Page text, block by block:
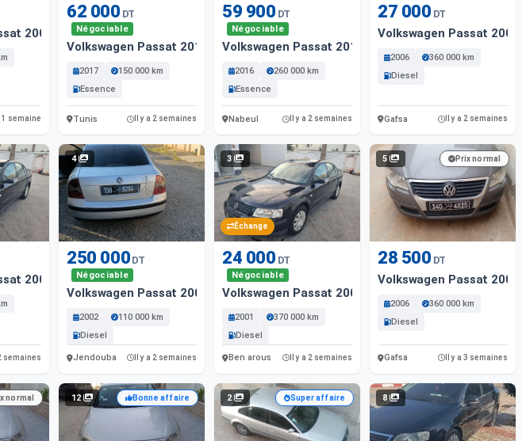
2002 Essence
1 semaine
62 000 DT
Négociable
Volkswagen Passat 2017 Essence
2017
150 000 km
Essence
Tunis Il y a 2 semaines
59 900 DT
Négociable
Volkswagen Passat 2016 Essence
2016
260 000 km
Essence
Nabeul Il y a 2 semaines
27 000 DT
Volkswagen Passat 2006
2006
360 000 km
Diesel
Gafsa Il y a 2 semaines
2001 Diesel
semaines
4
250 000 DT
Négociable
Volkswagen Passat 2002 Diesel
2002
110 000 km
Diesel
Jendouba Il y a 2 semaines
3
Échange
24 000 DT
Négociable
Volkswagen Passat 2001 Diesel
2001
370 000 km
Diesel
Ben arous Il y a 2 semaines
5 Prix normal
28 500 DT
Volkswagen Passat 2006
2006
360 000 km
Diesel
Gafsa Il y a 3 semaines
normal 12 Bonne affaire 2 Super affaire 8